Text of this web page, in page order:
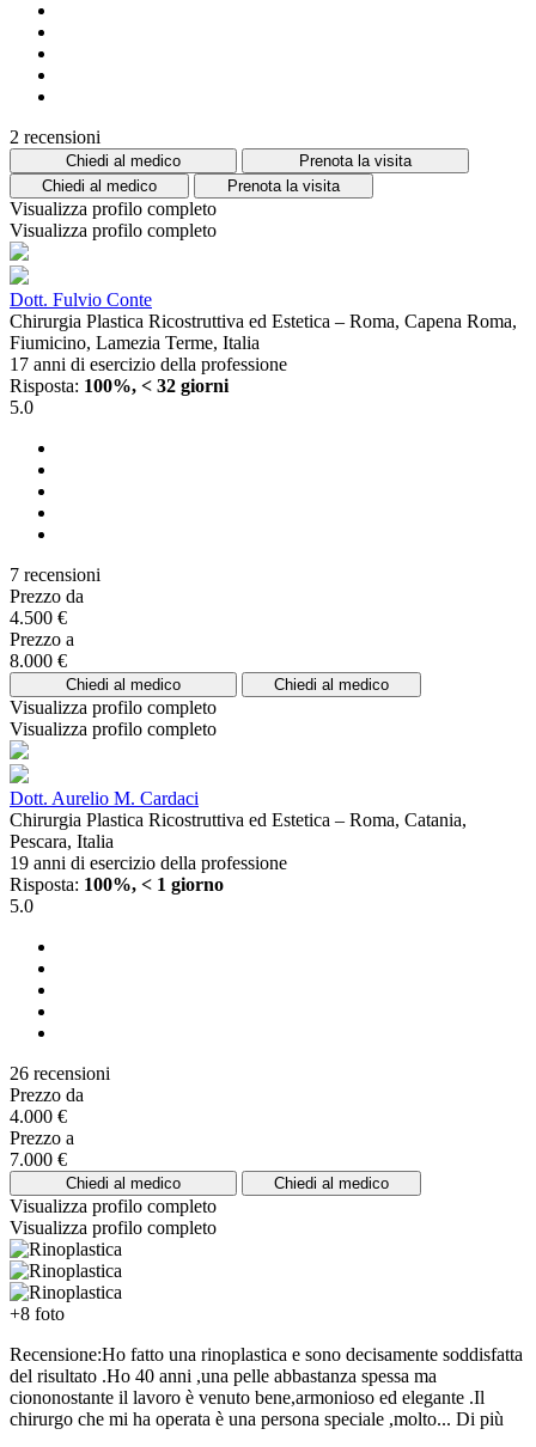
2 recensioni
Chiedi al medico
Prenota la visita
Chiedi al medico
Prenota la visita
Visualizza profilo completo
Visualizza profilo completo
Dott. Fulvio Conte
Chirurgia Plastica Ricostruttiva ed Estetica – Roma, Capena Roma,
Fiumicino, Lamezia Terme, Italia
17 anni di esercizio della professione
Risposta: 100%, < 32 giorni
5.0
7 recensioni
Prezzo da
4.500 €
Prezzo a
8.000 €
Chiedi al medico Chiedi al medico
Visualizza profilo completo
Visualizza profilo completo
Dott. Aurelio M. Cardaci
Chirurgia Plastica Ricostruttiva ed Estetica – Roma, Catania,
Pescara, Italia
19 anni di esercizio della professione
Risposta: 100%, < 1 giorno
5.0
26 recensioni
Prezzo da
4.000 €
Prezzo a
7.000 €
Chiedi al medico Chiedi al medico
Visualizza profilo completo
Visualizza profilo completo
+8 foto
Recensione:Ho fatto una rinoplastica e sono decisamente soddisfatta
del risultato .Ho 40 anni ,una pelle abbastanza spessa ma
ciononostante il lavoro è venuto bene,armonioso ed elegante .Il
chirurgo che mi ha operata è una persona speciale ,molto... Di più